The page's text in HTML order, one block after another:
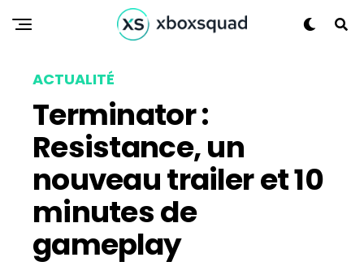
ACTUALITÉ
Terminator :
Resistance, un
nouveau trailer et 10
minutes de
gameplay